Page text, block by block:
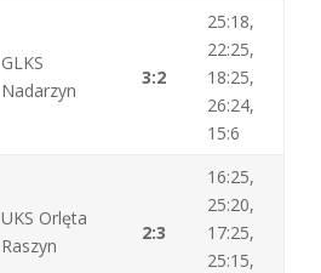
GLKS
Nadarzyn
3:2
25:18,
22:25,
18:25,
26:24,
15:6
UKS Orlęta
Raszyn
2:3
16:25,
25:20,
17:25,
25:15,